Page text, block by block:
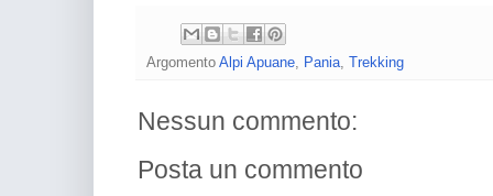
Argomento Alpi Apuane Pania Trekking
Nessun commento:
Posta un commento